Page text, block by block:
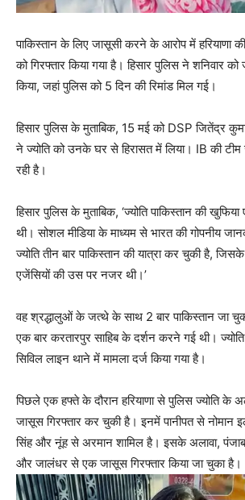
पाकिस्तान के लिए जासूसी करने के आरोप में हरियाणा की
को गिरफ्तार किया गया है। हिसार पुलिस ने शनिवार को
किया, जहां पुलिस को 5 दिन की रिमांड मिल गई।
हिसार पुलिस के मुताबिक, 15 मई को DSP जितेंद्र
ने ज्योति को उनके घर से हिरासत में लिया। IB की
रही है।
हिसार पुलिस के मुताबिक, ‘ज्योति पाकिस्तान की
थी। सोशल मीडिया के माध्यम से भारत की गोपनीय
ज्योति तीन बार पाकिस्तान की यात्रा कर चुकी है,
एजेंसियों की उस पर नजर थी।’
वह श्रद्धालुओं के जत्थे के साथ 2 बार पाकिस्तान जा
एक बार करतारपुर साहिब के दर्शन करने गई थी।
सिविल लाइन थाने में मामला दर्ज किया गया है।
पिछले एक हफ्ते के दौरान हरियाणा से पुलिस ज्योति के
जासूस गिरफ्तार कर चुकी है। इनमें पानीपत से नोमान
सिंह और नूंह से अरमान शामिल है। इसके अलावा,
और जालंधर से एक जासूस गिरफ्तार किया जा चुका है।